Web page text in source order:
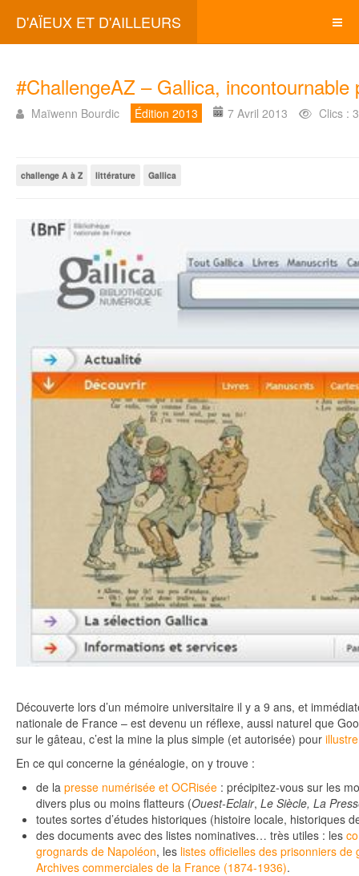
D'AÏEUX ET D'AILLEURS
#ChallengeAZ – Gallica, incontournable
Maïwenn Bourdic Édition 2013 7 Avril 2013 Clics :
challenge A à Z littérature Gallica
Découverte lors d’un mémoire universitaire il y a 9 ans, et
nationale de France – est devenu un réflexe, aussi naturel que
sur le gâteau, c’est la mine la plus simple (et autorisée) pour
En ce qui concerne la généalogie, on y trouve :
de la presse numérisée et OCRisée : précipitez-vous sur les
divers plus ou moins flatteurs (Ouest-Eclair, Le Siècle, La
toutes sortes d’études historiques (histoire locale, historiques
des documents avec des listes nominatives… très utiles : les
grognards de Napoléon, les listes officielles des prisonniers
Archives commerciales de la France (1874-1936).